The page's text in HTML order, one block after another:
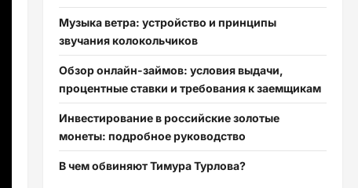
Музыка ветра: устройство и принципы
звучания колокольчиков
Обзор онлайн-займов: условия выдачи,
процентные ставки и требования к заемщикам
Инвестирование в российские золотые
монеты: подробное руководство
В чем обвиняют Тимура Турлова?